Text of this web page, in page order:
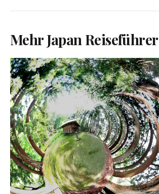
Mehr Japan Reiseführer